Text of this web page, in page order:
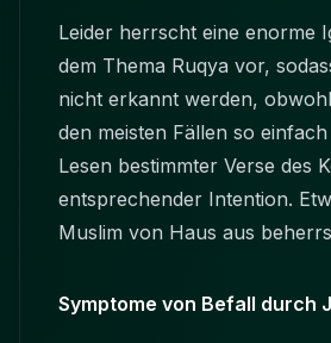
Leider herrscht eine enorme
dem Thema Ruqya vor,
nicht erkannt werden,
den meisten Fällen so
Lesen bestimmter Verse des
entsprechender Intention.
Muslim von Haus aus
Symptome von Befall durch